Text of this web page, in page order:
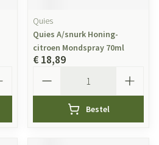
Quies
Quies A/snurk Honing-
citroen Mondspray 70ml
€ 18,89
Bestel